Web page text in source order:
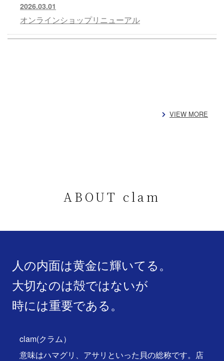
2026.03.01
オンラインショップリニューアル
VIEW MORE
ABOUT clam
人の内面は黄金に輝いてる。
大切なのは殻ではないが
時には重要である。
clam(クラム）
意味はハマグリ、アサリといった貝の総称です。店